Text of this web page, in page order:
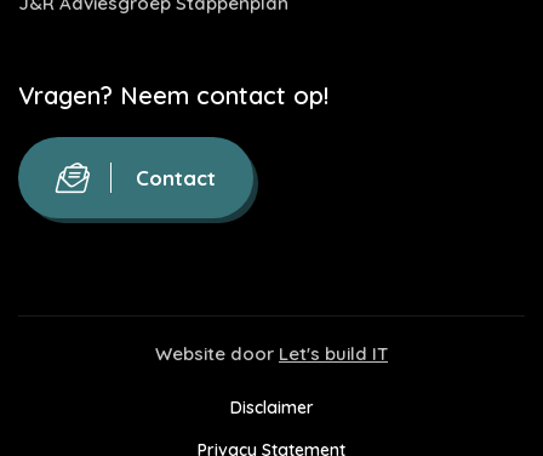
Vragen? Neem contact op!
Contact
Website door Let's build IT
Disclaimer
Privacy Statement